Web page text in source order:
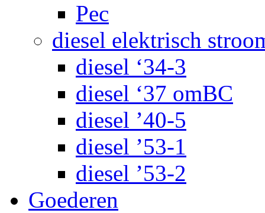
Pec
diesel elektrisch
diesel ‘34-3
diesel ‘37 omBC
diesel ’40-5
diesel ’53-1
diesel ’53-2
Goederen